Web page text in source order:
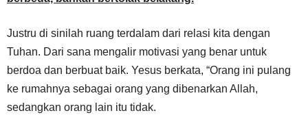
Justru di sinilah ruang terdalam dari relasi kita dengan
Tuhan. Dari sana mengalir motivasi yang benar untuk
berdoa dan berbuat baik. Yesus berkata, “Orang ini pulang
ke rumahnya sebagai orang yang dibenarkan Allah,
sedangkan orang lain itu tidak.